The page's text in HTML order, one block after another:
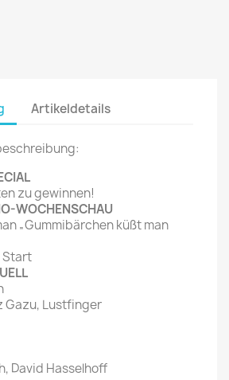
Artikeldetails
zu gewinnen!
WOCHENSCHAU
„Gummibärchen küßt man
Start
Gazu, Lustfinger
David Hasselhoff